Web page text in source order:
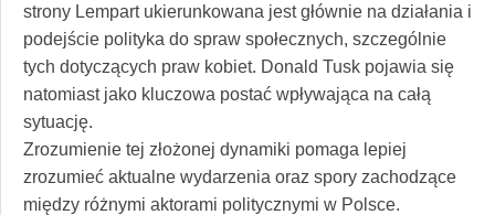
strony Lempart ukierunkowana jest głównie na działania i
podejście polityka do spraw społecznych, szczególnie
tych dotyczących praw kobiet. Donald Tusk pojawia się
natomiast jako kluczowa postać wpływająca na całą
sytuację.
Zrozumienie tej złożonej dynamiki pomaga lepiej
zrozumieć aktualne wydarzenia oraz spory zachodzące
między różnymi aktorami politycznymi w Polsce.